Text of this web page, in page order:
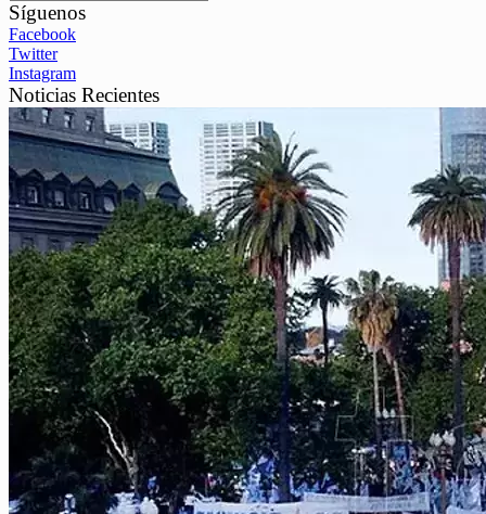
Síguenos
Facebook
Twitter
Instagram
Noticias Recientes